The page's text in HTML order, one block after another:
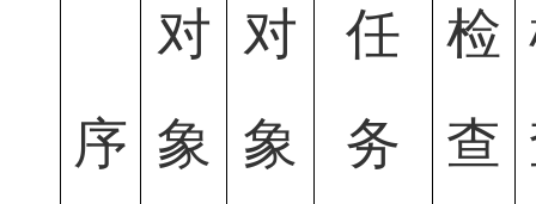
序
对
象
对
象
任
务
检
查